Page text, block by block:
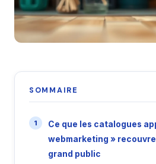
SOMMAIRE
Ce que les catalogues
webmarketing »
grand public